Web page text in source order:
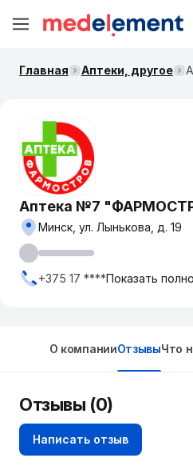
Главная Аптеки, другое
Аптека №7
Минск, ул. Лынькова, д. 19
+375 17 ****Показать
О компанииОтзывыЧто
Отзывы (0)
Написать отзыв